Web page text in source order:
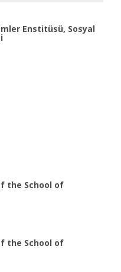
Enstitüsü, Sosyal
the School of
the School of